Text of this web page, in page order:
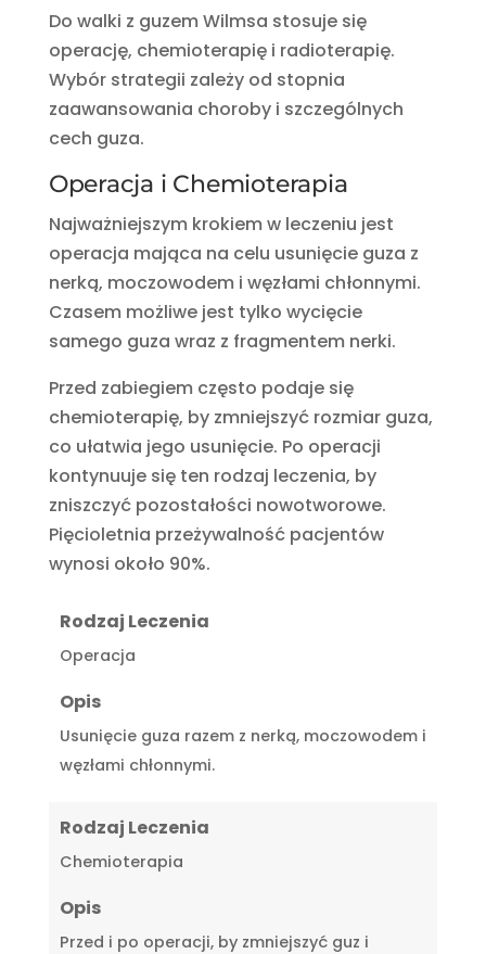
Do walki z guzem Wilmsa stosuje się
operację, chemioterapię i radioterapię.
Wybór strategii zależy od stopnia
zaawansowania choroby i szczególnych
cech guza.
Operacja i Chemioterapia
Najważniejszym krokiem w leczeniu jest
operacja mająca na celu usunięcie guza z
nerką, moczowodem i węzłami chłonnymi.
Czasem możliwe jest tylko wycięcie
samego guza wraz z fragmentem nerki.
Przed zabiegiem często podaje się
chemioterapię, by zmniejszyć rozmiar guza,
co ułatwia jego usunięcie. Po operacji
kontynuuje się ten rodzaj leczenia, by
zniszczyć pozostałości nowotworowe.
Pięcioletnia przeżywalność pacjentów
wynosi około 90%.
Rodzaj Leczenia
Operacja
Opis
Usunięcie guza razem z nerką, moczowodem i
węzłami chłonnymi.
Rodzaj Leczenia
Chemioterapia
Opis
Przed i po operacji, by zmniejszyć guz i